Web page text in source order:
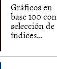
Gráficos en
base 100 con
selección de
índices...